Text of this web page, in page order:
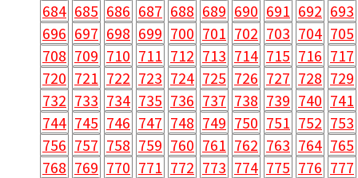
684 685 686 687 688 689 690 691 692 693
696 697 698 699 700 701 702 703 704 705
708 709 710 711 712 713 714 715 716 717
720 721 722 723 724 725 726 727 728 729
732 733 734 735 736 737 738 739 740 741
744 745 746 747 748 749 750 751 752 753
756 757 758 759 760 761 762 763 764 765
768 769 770 771 772 773 774 775 776 777